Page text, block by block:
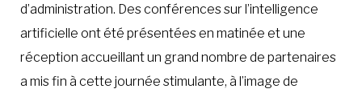
d’administration. Des conférences sur l’intelligence
artificielle ont été présentées en matinée et une
réception accueillant un grand nombre de partenaires
a mis fin à cette journée stimulante, à l’image de